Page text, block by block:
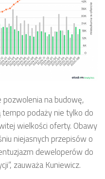
pozwolenia na budowę,
podaży nie tylko do
wielkości oferty. Obawy
niejasnych przepisów o
deweloperów do
zauważa Kuniewicz.